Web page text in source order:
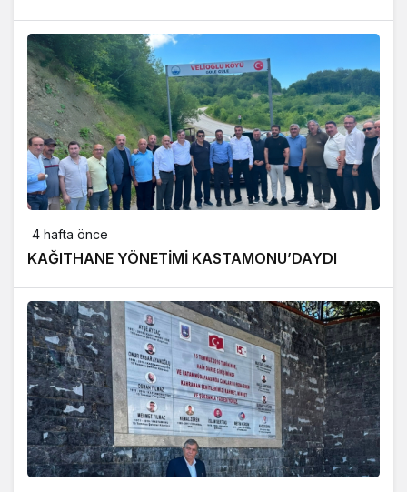
4 hafta önce
KAĞITHANE YÖNETİMİ KASTAMONU’DAYDI